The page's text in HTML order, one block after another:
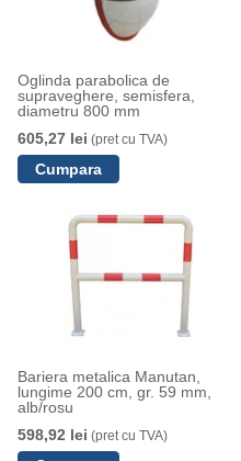
Oglinda parabolica de
supraveghere, semisfera,
diametru 800 mm
605,27 lei (pret cu TVA)
Bariera metalica Manutan,
lungime 200 cm, gr. 59 mm,
alb/rosu
598,92 lei (pret cu TVA)